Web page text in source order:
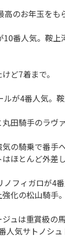
のお年玉をも
番人気。鞍
ど7着まで。
が4番人気。
田騎手のラヴ
の騎乗で番手
ほとんど外差
フィガロが4
化の松山騎手
ュは重賞級の
気サトノシュ